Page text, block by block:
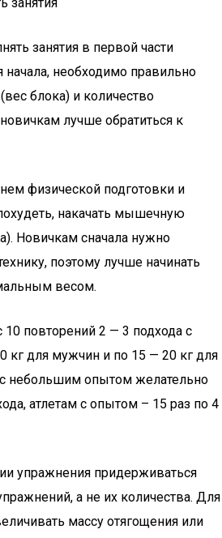
занятия в первой части
начала, необходимо правильно
блока) и количество
лучше обратиться к
физической подготовки и
накачать мышечную
Новичкам сначала нужно
поэтому лучше начинать
весом.
10 повторений 2 — 3 подхода с
кг для мужчин и по 15 — 20 кг для
небольшим опытом желательно
атлетам с опытом – 15 раз по 4
упражнения придерживаться
а не их количества. Для
массу отягощения или